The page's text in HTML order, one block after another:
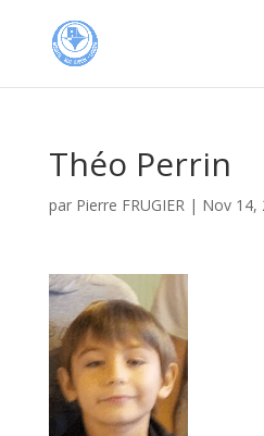
Théo Perrin
par Pierre FRUGIER| Nov 14,